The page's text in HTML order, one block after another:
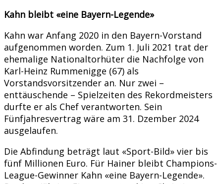
Kahn bleibt «eine Bayern-Legende»
Kahn war Anfang 2020 in den Bayern-Vorstand
aufgenommen worden. Zum 1. Juli 2021 trat der
ehemalige Nationaltorhüter die Nachfolge von
Karl-Heinz Rummenigge (67) als
Vorstandsvorsitzender an. Nur zwei –
enttäuschende – Spielzeiten des Rekordmeisters
durfte er als Chef verantworten. Sein
Fünfjahresvertrag wäre am 31. Dzember 2024
ausgelaufen.
Die Abfindung beträgt laut «Sport-Bild» vier bis
fünf Millionen Euro. Für Hainer bleibt Champions-
League-Gewinner Kahn «eine Bayern-Legende».